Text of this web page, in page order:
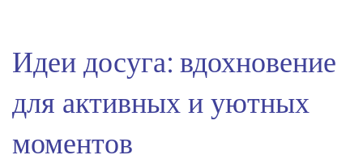
Идеи досуга: вдохновение
для активных и уютных
моментов